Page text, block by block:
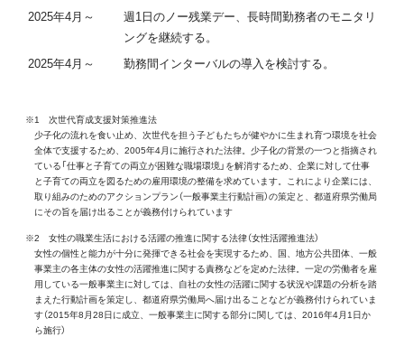
2025年4月～
週1日のノー残業デー、長時間勤務者のモニタリ
ングを継続する。
2025年4月～
勤務間インターバルの導入を検討する。
※1 次世代育成支援対策推進法
少子化の流れを食い止め、次世代を担う子どもたちが健やかに生まれ育つ環境を社会
全体で支援するため、2005年4月に施行された法律。少子化の背景の一つと指摘され
ている「仕事と子育ての両立が困難な職場環境」を解消するため、企業に対して仕事
と子育ての両立を図るための雇用環境の整備を求めています。これにより企業には、
取り組みのためのアクションプラン（一般事業主行動計画）の策定と、都道府県労働局
にその旨を届け出ることが義務付けられています
※2 女性の職業生活における活躍の推進に関する法律（女性活躍推進法）
女性の個性と能力が十分に発揮できる社会を実現するため、国、地方公共団体、一般
事業主の各主体の女性の活躍推進に関する責務などを定めた法律。一定の労働者を雇
用している一般事業主に対しては、自社の女性の活躍に関する状況や課題の分析を踏
まえた行動計画を策定し、都道府県労働局へ届け出ることなどが義務付けられていま
す（2015年8月28日に成立、一般事業主に関する部分に関しては、2016年4月1日か
ら施行）